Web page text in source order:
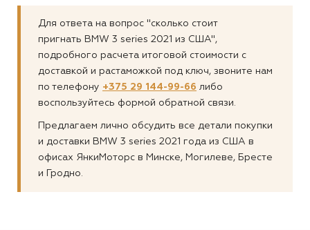
Для ответа на вопрос "сколько стоит
пригнать BMW 3 series 2021 из США",
подробного расчета итоговой стоимости с
доставкой и растаможкой под ключ, звоните нам
по телефону +375 29 144-99-66 либо
воспользуйтесь формой обратной связи.
Предлагаем лично обсудить все детали покупки
и доставки BMW 3 series 2021 года из США в
офисах ЯнкиМоторс в Минске, Могилеве, Бресте
и Гродно.